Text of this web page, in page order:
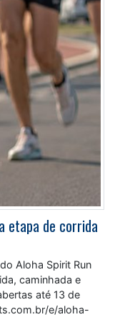
etapa de corrida
Aloha Spirit Run
caminhada e
até 13 de
e/aloha-